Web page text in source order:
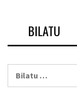
BILATU